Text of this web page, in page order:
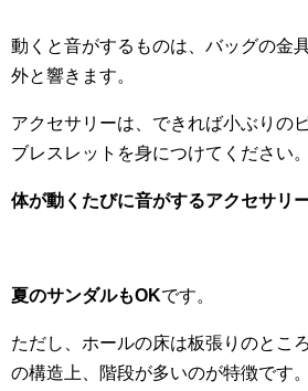
動くと音がするものは、バッグの金
外と響きます。
アクセサリーは、できれば小ぶりの
ブレスレットを身につけてください。
体が動くたびに音がするアクセサリ
夏のサンダルもOKです。
ただし、ホールの床は板張りのとこ
の構造上、階段が多いのが特徴です。